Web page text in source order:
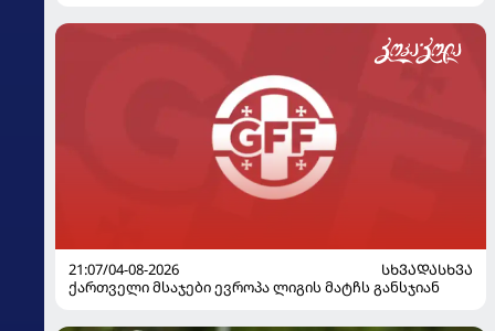
21:07/04-08-2026
ᲡᲮᲕᲐᲓᲐᲡᲮᲕᲐ
ქართველი მსაჯები ევროპა ლიგის მატჩს განსჯიან